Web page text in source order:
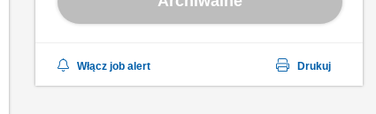
Włącz job alert Drukuj